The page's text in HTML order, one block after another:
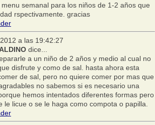
semanal para los niños de 1-2 años que
rspectivamente. gracias
a las 19:42:27
dice...
a un niño de 2 años y medio al cual no
disfrute y como de sal. hasta ahora esta
de sal, pero no quiere comer por mas que
no sabemos si es necesario una
hemos intentados diferentes formas pero
le licue o se le haga como compota o papilla.